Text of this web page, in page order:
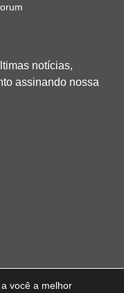
notícias,
assinando nossa
você a melhor